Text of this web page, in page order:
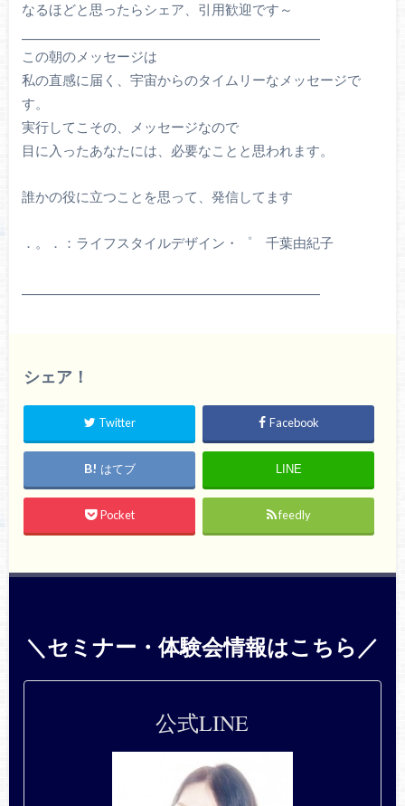
なるほどと思ったらシェア、引用歓迎です～
この朝のメッセージは
私の直感に届く、宇宙からのタイムリーなメッセージで
す。
実行してこその、メッセージなので
目に入ったあなたには、必要なことと思われます。
誰かの役に立つことを思って、発信してます
．。．：ライフスタイルデザイン・゜ 千葉由紀子
シェア！
Twitter Facebook
はてブ LINE
Pocket feedly
＼セミナー・体験会情報はこちら／
公式LINE